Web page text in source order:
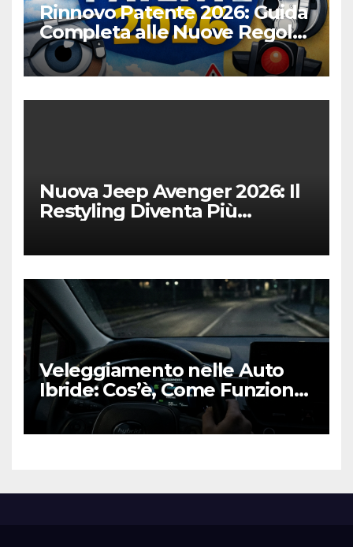
Rinnovo Patente 2026: Guida
Completa alle Nuove Regole,
Digitalizzazione e Costi
Nuova Jeep Avenger 2026: Il
Restyling Diventa Più
Fedele al DNA Off-Road
Veleggiamento nelle Auto
Ibride: Cos’è, Come Funziona
e Come Sfruttarlo al Meglio